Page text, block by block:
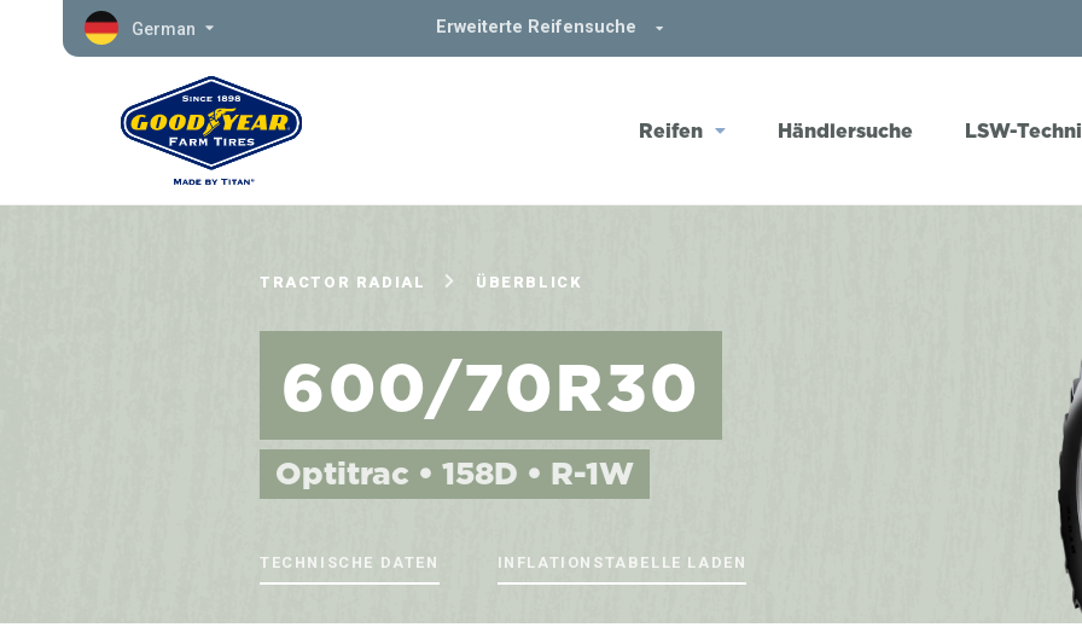
German Erweiterte Reifensuche
Reifen Händlersuche LSW-
TRACTOR RADIAL ÜBERBLICK
600/70R30
Optitrac • 158D • R-1W
TECHNISCHE DATEN INFLATIONSTABELLE LADEN